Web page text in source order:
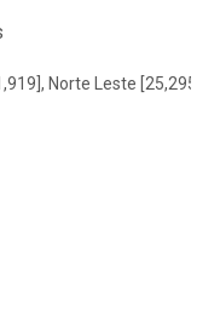
Norte Leste [25,295, -